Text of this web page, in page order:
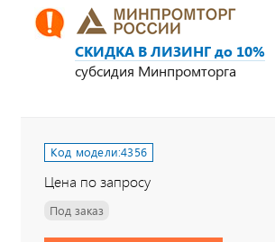
СКИДКА В ЛИЗИНГ до 10%
субсидия Минпромторга
Код модели:4356
Цена по запросу
Под заказ